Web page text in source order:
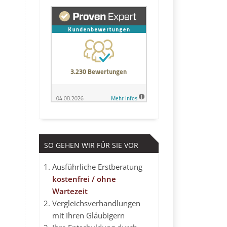
SO GEHEN WIR FÜR SIE VOR
Ausführliche Erstberatung
kostenfrei / ohne
Wartezeit
Vergleichsverhandlungen
mit Ihren Gläubigern